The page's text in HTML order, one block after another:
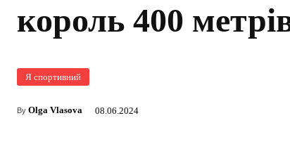
король 400
Я спортивний
By Olga Vlasova 08.06.2024